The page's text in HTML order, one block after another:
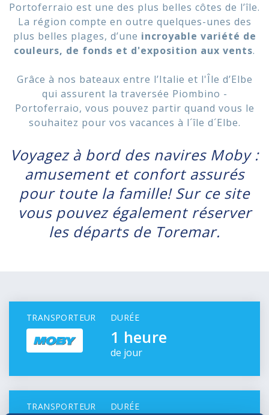
Portoferraio est une des plus belles côtes de l’île.
La région compte en outre quelques-unes des
plus belles plages, d’une incroyable variété de
couleurs, de fonds et d'exposition aux vents.
Grâce à nos bateaux entre l’Italie et l'Île d’Elbe
qui assurent la traversée Piombino -
Portoferraio, vous pouvez partir quand vous le
souhaitez pour vos vacances à l´île d´Elbe.
Voyagez à bord des navires Moby :
amusement et confort assurés
pour toute la famille! Sur ce site
vous pouvez également réserver
les départs de Toremar.
TRANSPORTEUR DURÉE
1 heure
de jour
TRANSPORTEUR DURÉE